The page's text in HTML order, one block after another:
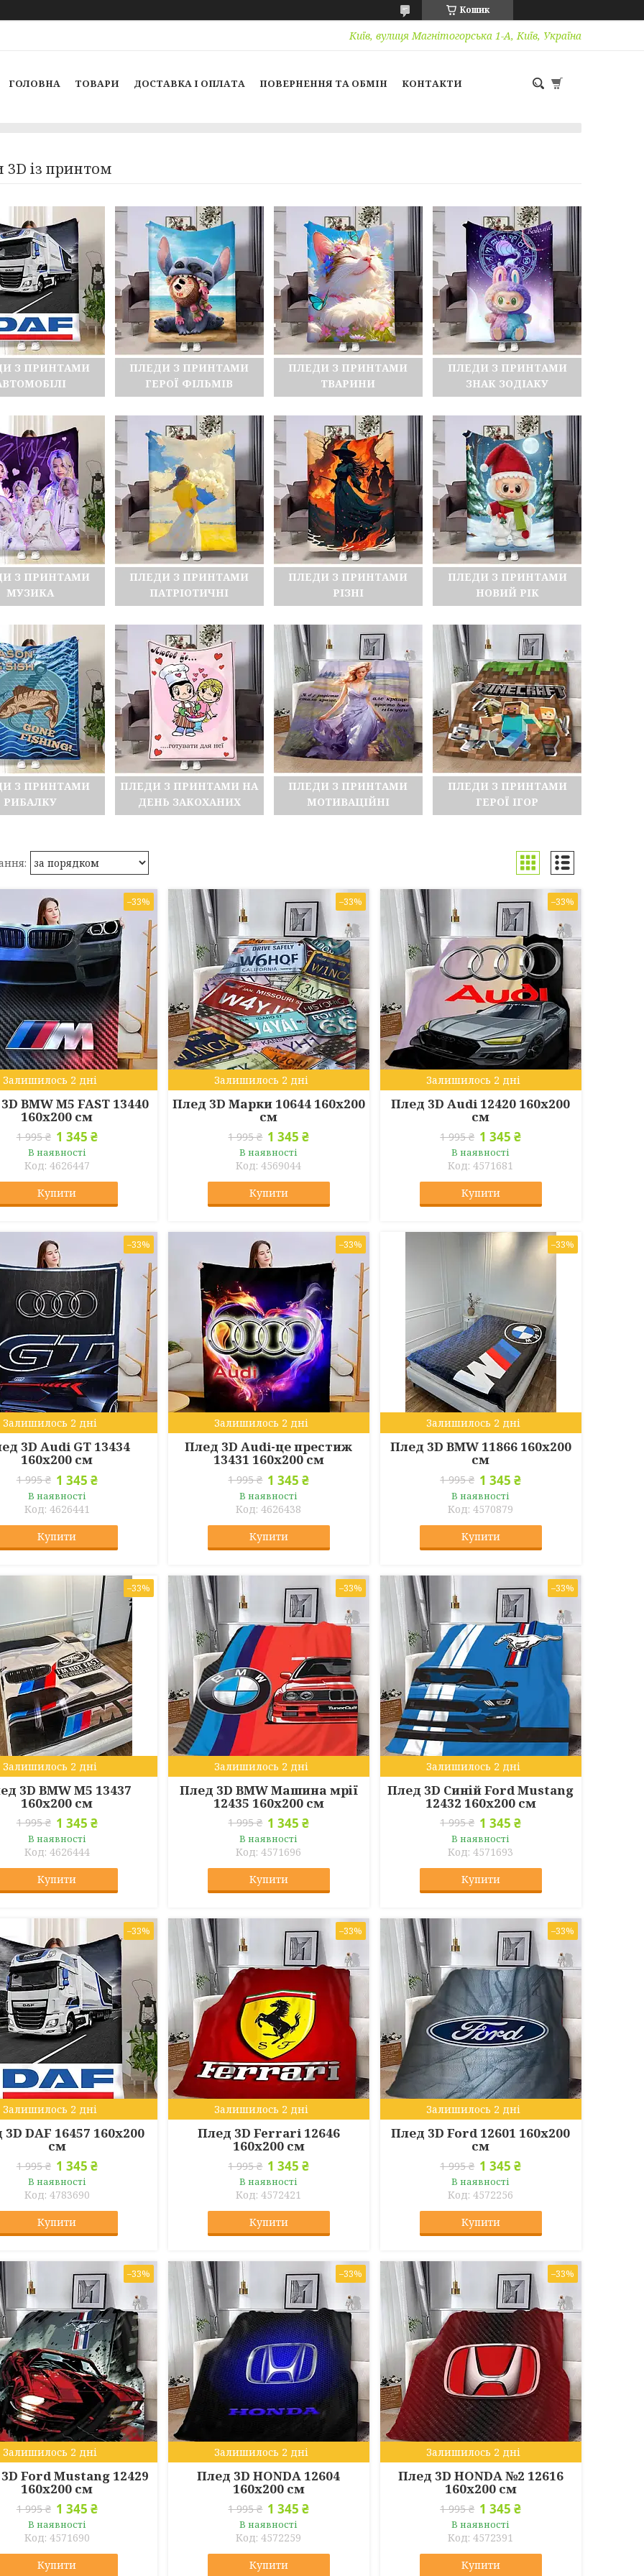
Кошик
Київ, вулиця Магнітогорська 1-А, Київ, Україна
ГОЛОВНА ТОВАРИ ДОСТАВКА І ОПЛАТА ПОВЕРНЕННЯ ТА ОБМІН КОНТАКТИ
із принтом
З ПРИНТАМИ
ПЛЕДИ З ПРИНТАМИ
ГЕРОЇ ФІЛЬМІВ
ПЛЕДИ З ПРИНТАМИ
ТВАРИНИ
ПЛЕДИ З ПРИНТАМИ
ЗНАК ЗОДІАКУ
З ПРИНТАМИ
МУЗИКА
ПЛЕДИ З ПРИНТАМИ
ПАТРІОТИЧНІ
ПЛЕДИ З ПРИНТАМИ
РІЗНІ
ПЛЕДИ З ПРИНТАМИ
НОВИЙ РІК
З ПРИНТАМИ
РИБАЛКУ
ПЛЕДИ З ПРИНТАМИ НА
ДЕНЬ ЗАКОХАНИХ
ПЛЕДИ З ПРИНТАМИ
МОТИВАЦІЙНІ
ПЛЕДИ З ПРИНТАМИ
ГЕРОЇ ІГОР
–33%
Залишилось 2 дні
BMW M5 FAST 13440
160х200 см
1 995 ₴ 1 345 ₴
В наявності
4626447
Купити
–33%
Залишилось 2 дні
Плед 3D Марки 10644 160х200
см
1 995 ₴ 1 345 ₴
В наявності
4569044
Купити
–33%
Залишилось 2 дні
Плед 3D Audi 12420 160х200
см
1 995 ₴ 1 345 ₴
В наявності
4571681
Купити
–33%
Залишилось 2 дні
3D Audi GT 13434
160х200 см
1 995 ₴ 1 345 ₴
В наявності
4626441
Купити
–33%
Залишилось 2 дні
Плед 3D Audi-це престиж
13431 160х200 см
1 995 ₴ 1 345 ₴
В наявності
4626438
Купити
–33%
Залишилось 2 дні
Плед 3D BMW 11866 160х200
см
1 995 ₴ 1 345 ₴
В наявності
4570879
Купити
–33%
Залишилось 2 дні
3D BMW M5 13437
160х200 см
1 995 ₴ 1 345 ₴
В наявності
4626444
Купити
–33%
Залишилось 2 дні
Плед 3D BMW Машина мрії
12435 160х200 см
1 995 ₴ 1 345 ₴
В наявності
4571696
Купити
–33%
Залишилось 2 дні
Плед 3D Синій Ford Mustang
12432 160х200 см
1 995 ₴ 1 345 ₴
В наявності
4571693
Купити
–33%
Залишилось 2 дні
DAF 16457 160х200
см
1 995 ₴ 1 345 ₴
В наявності
4783690
Купити
–33%
Залишилось 2 дні
Плед 3D Ferrari 12646
160х200 см
1 995 ₴ 1 345 ₴
В наявності
4572421
Купити
–33%
Залишилось 2 дні
Плед 3D Ford 12601 160х200
см
1 995 ₴ 1 345 ₴
В наявності
4572256
Купити
–33%
Залишилось 2 дні
Ford Mustang 12429
160х200 см
1 995 ₴ 1 345 ₴
В наявності
4571690
Купити
–33%
Залишилось 2 дні
Плед 3D HONDA 12604
160х200 см
1 995 ₴ 1 345 ₴
В наявності
4572259
Купити
–33%
Залишилось 2 дні
Плед 3D HONDA №2 12616
160х200 см
1 995 ₴ 1 345 ₴
В наявності
4572391
Купити